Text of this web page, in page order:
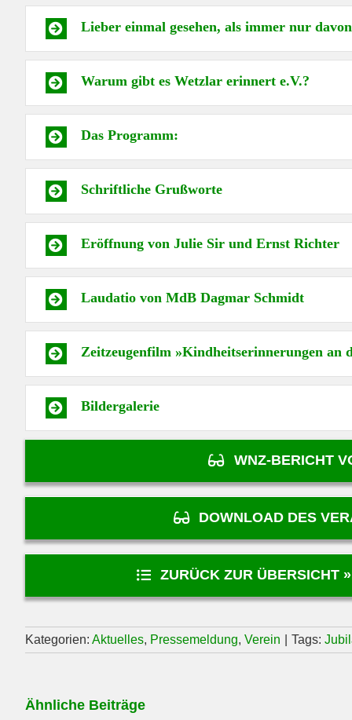
Lieber einmal gesehen, als immer nur
Warum gibt es Wetzlar erinnert e.V.?
Das Programm:
Schriftliche Grußworte
Eröffnung von Julie Sir und Ernst Richter
Laudatio von MdB Dagmar Schmidt
Zeitzeugenfilm »Kindheitserinnerungen an
Bildergalerie
WNZ-BERICHT
DOWNLOAD DES
ZURÜCK ZUR ÜBERSICHT
Kategorien: Aktuelles, Pressemeldung, Verein Tags:
Ähnliche Beiträge